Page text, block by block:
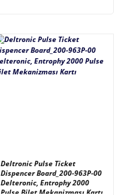
Deltronic Pulse Ticket
Dispencer Board_200-963P-00
Delteronic, Entrophy 2000
Pulse Bilet Mekanizması Kartı